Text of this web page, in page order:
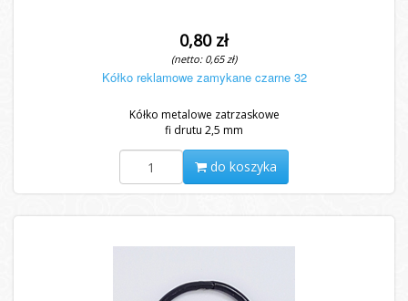
0,80 zł
(netto: 0,65 zł)
Kółko reklamowe zamykane czarne 32
Kółko metalowe zatrzaskowe
fi drutu 2,5 mm
do koszyka